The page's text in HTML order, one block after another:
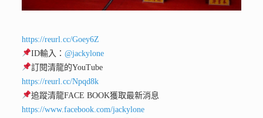
https://reurl.cc/Goey6Z
ID輸入：@jackylone
訂閱清龍的YouTube
https://reurl.cc/Npqd8k
追蹤清龍FACE BOOK獲取最新消息
https://www.facebook.com/jackylone